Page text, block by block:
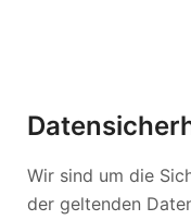
Wir sind um die
der geltenden